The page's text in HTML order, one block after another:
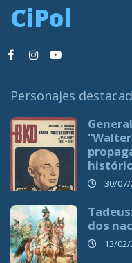
CiPol
Personajes
30/07/
dos
13/